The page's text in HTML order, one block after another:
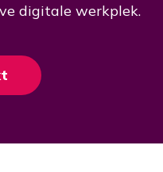
digitale werkplek.